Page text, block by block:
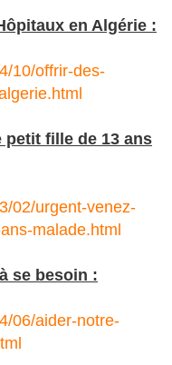
en Algérie :
10/offrir-des-
petit fille de 13 ans
02/urgent-venez-
malade.html
se besoin :
06/aider-notre-